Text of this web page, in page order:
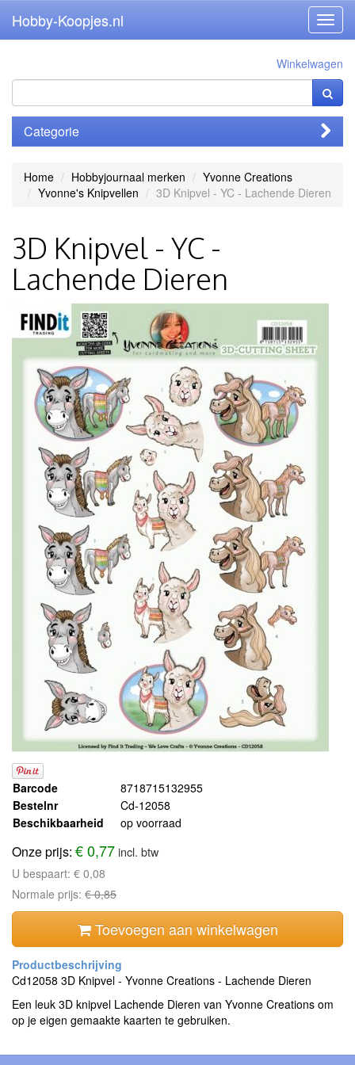
Hobby-Koopjes.nl
Winkelwagen
Categorie
Home Hobbyjournaal merken
Yvonne Creations
Yvonne's Knipvellen
3D Knipvel - YC - Lachende Dieren
3D Knipvel - YC -
Lachende Dieren
Barcode
8718715132955
Bestelnr
Cd-12058
Beschikbaarheid
op voorraad
Onze prijs: € 0,77incl. btw
U bespaart: € 0,08
Normale prijs: € 0,85
Toevoegen aan winkelwagen
Cd12058 3D Knipvel - Yvonne Creations - Lachende Dieren
Een leuk 3D knipvel Lachende Dieren van Yvonne Creations om
op je eigen gemaakte kaarten te gebruiken.